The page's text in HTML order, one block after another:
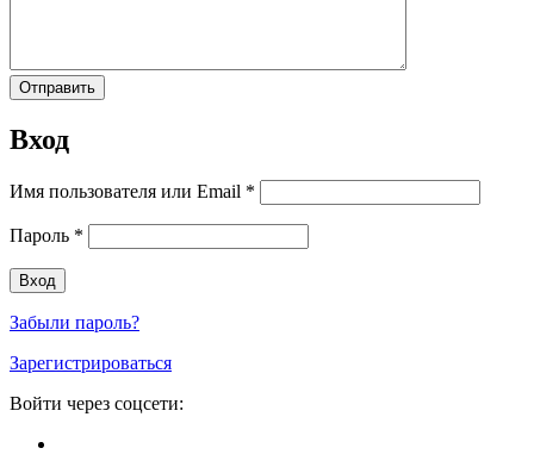
Вход
Имя пользователя или Email *
Пароль *
Забыли пароль?
Зарегистрироваться
Войти через соцсети: